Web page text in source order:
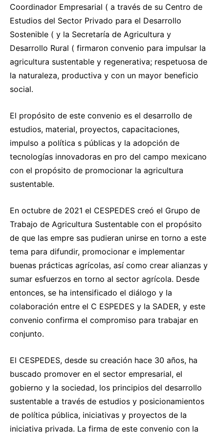
Coordinador Empresarial ( a través de su Centro de
Estudios del Sector Privado para el Desarrollo
Sostenible ( y la Secretaría de Agricultura y
Desarrollo Rural ( firmaron convenio para impulsar la
agricultura sustentable y regenerativa; respetuosa de
la naturaleza, productiva y con un mayor beneficio
social.
El propósito de este convenio es el desarrollo de
estudios, material, proyectos, capacitaciones,
impulso a política s públicas y la adopción de
tecnologías innovadoras en pro del campo mexicano
con el propósito de promocionar la agricultura
sustentable.
En octubre de 2021 el CESPEDES creó el Grupo de
Trabajo de Agricultura Sustentable con el propósito
de que las empre sas pudieran unirse en torno a este
tema para difundir, promocionar e implementar
buenas prácticas agrícolas, así como crear alianzas y
sumar esfuerzos en torno al sector agrícola. Desde
entonces, se ha intensificado el diálogo y la
colaboración entre el C ESPEDES y la SADER, y este
convenio confirma el compromiso para trabajar en
conjunto.
El CESPEDES, desde su creación hace 30 años, ha
buscado promover en el sector empresarial, el
gobierno y la sociedad, los principios del desarrollo
sustentable a través de estudios y posicionamientos
de política pública, iniciativas y proyectos de la
iniciativa privada. La firma de este convenio con la